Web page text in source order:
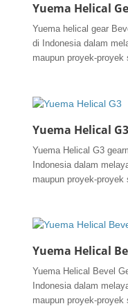
Yuema Helical
Yuema helical gear
di Indonesia dalam
maupun proyek-proyek
Yuema Helical G3
Yuema Helical G3
Indonesia dalam
maupun proyek-proyek
Yuema Helical
Yuema Helical Bevel
Indonesia dalam
maupun proyek-proyek